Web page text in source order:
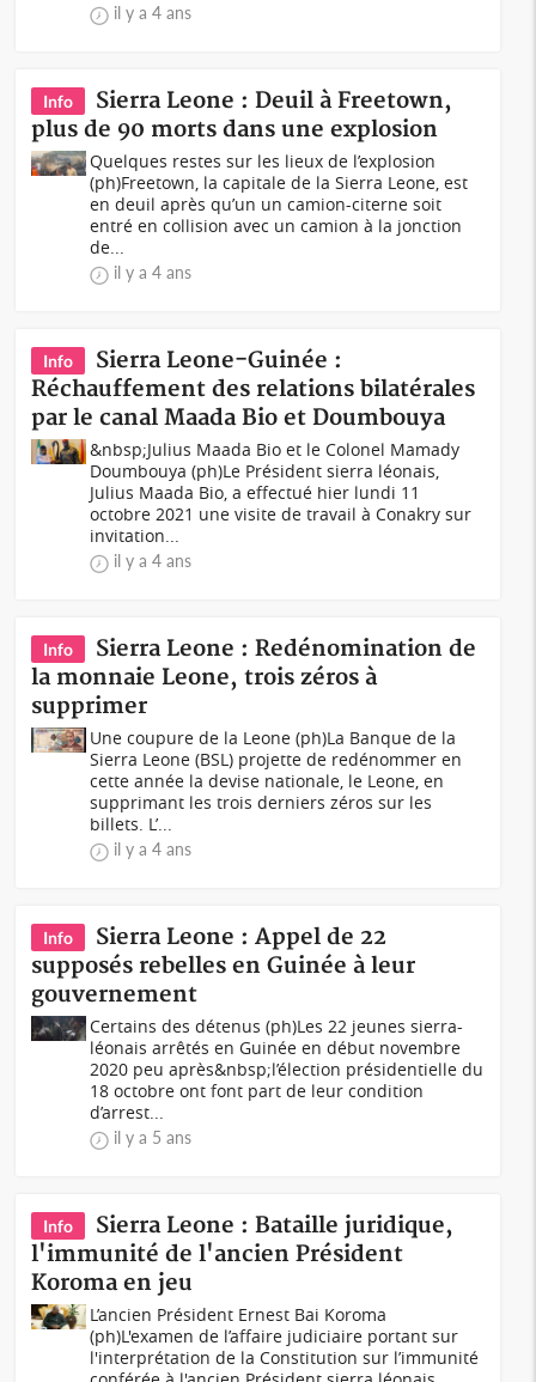
il y a 4 ans
Info
Sierra Leone : Deuil à Freetown,
plus de 90 morts dans une explosion
Quelques restes sur les lieux de l’explosion
(ph)Freetown, la capitale de la Sierra Leone, est
en deuil après qu’un un camion-citerne soit
entré en collision avec un camion à la jonction
de...
il y a 4 ans
Info
Sierra Leone-Guinée :
Réchauffement des relations bilatérales
par le canal Maada Bio et Doumbouya
&nbsp;Julius Maada Bio et le Colonel Mamady
Doumbouya (ph)Le Président sierra léonais,
Julius Maada Bio, a effectué hier lundi 11
octobre 2021 une visite de travail à Conakry sur
invitation...
il y a 4 ans
Info
Sierra Leone : Redénomination de
la monnaie Leone, trois zéros à
supprimer
Une coupure de la Leone (ph)La Banque de la
Sierra Leone (BSL) projette de redénommer en
cette année la devise nationale, le Leone, en
supprimant les trois derniers zéros sur les
billets. L’...
il y a 4 ans
Info
Sierra Leone : Appel de 22
supposés rebelles en Guinée à leur
gouvernement
Certains des détenus (ph)Les 22 jeunes sierra-
léonais arrêtés en Guinée en début novembre
2020 peu après&nbsp;l’élection présidentielle du
18 octobre ont font part de leur condition
d’arrest...
il y a 5 ans
Info
Sierra Leone : Bataille juridique,
l'immunité de l'ancien Président
Koroma en jeu
L’ancien Président Ernest Bai Koroma
(ph)L'examen de l’affaire judiciaire portant sur
l'interprétation de la Constitution sur l’immunité